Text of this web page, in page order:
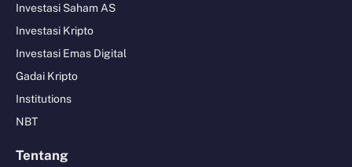
Investasi Saham AS
Investasi Kripto
Investasi Emas Digital
Gadai Kripto
Institutions
NBT
Tentang